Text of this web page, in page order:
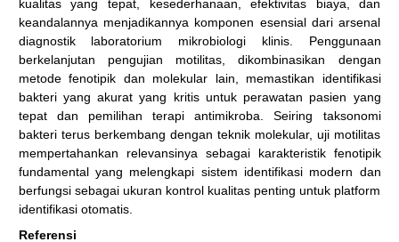
kualitas yang tepat, kesederhanaan, efektivitas biaya, dan
keandalannya menjadikannya komponen esensial dari arsenal
diagnostik laboratorium mikrobiologi klinis. Penggunaan
berkelanjutan pengujian motilitas, dikombinasikan dengan
metode fenotipik dan molekular lain, memastikan identifikasi
bakteri yang akurat yang kritis untuk perawatan pasien yang
tepat dan pemilihan terapi antimikroba. Seiring taksonomi
bakteri terus berkembang dengan teknik molekular, uji motilitas
mempertahankan relevansinya sebagai karakteristik fenotipik
fundamental yang melengkapi sistem identifikasi modern dan
berfungsi sebagai ukuran kontrol kualitas penting untuk platform
identifikasi otomatis.
Referensi